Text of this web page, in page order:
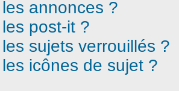
annonces ?
post-it ?
sujets verrouillés ?
icônes de sujet ?